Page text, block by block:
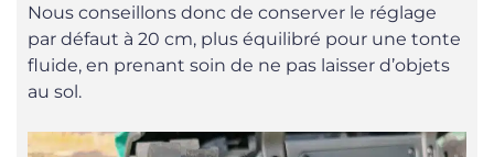
Nous conseillons donc de conserver le réglage
par défaut à 20 cm, plus équilibré pour une tonte
fluide, en prenant soin de ne pas laisser d’objets
au sol.